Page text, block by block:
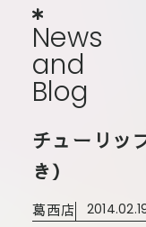
News
News
and
and
Blog
Blog
チューリ
き）
葛西店